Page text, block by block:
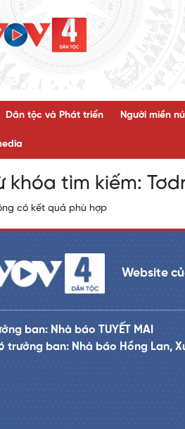
Dân tộc và Phát triển Người miền
khóa tìm kiếm:
có kết quả phù hợp
Website
ban: Nhà báo TUYẾT MAI
trưởng ban: Nhà báo Hồng Lan,